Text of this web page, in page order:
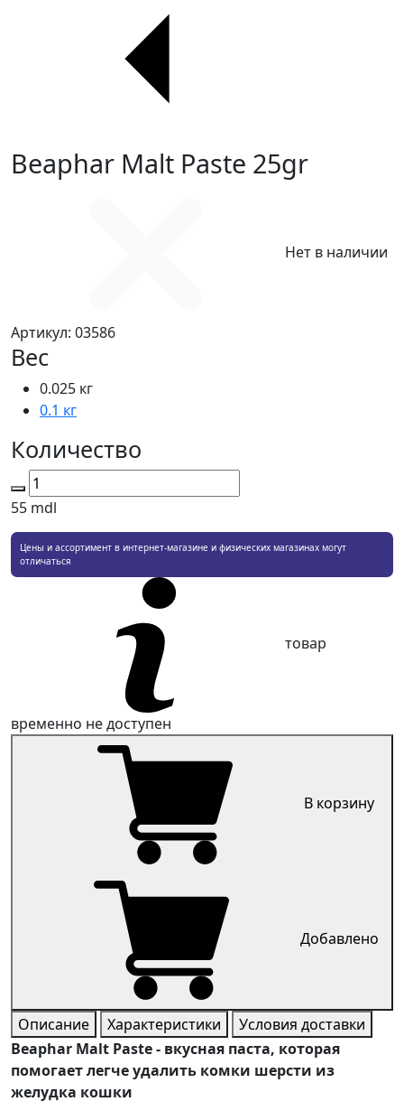
Beaphar Malt Paste 25gr
Нет в наличии
Артикул: 03586
Вес
0.025 кг
0.1 кг
Количество
55 mdl
Цены и ассортимент в интернет-магазине и физических магазинах могут
отличаться
товар
временно не доступен
В корзину
Добавлено
Описание Характеристики
Условия доставки
Beaphar Malt Paste - вкусная паста, которая
помогает легче удалить комки шерсти из
желудка кошки